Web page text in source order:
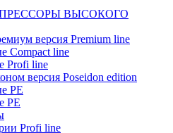
ВЫСОКОГО
версия Premium line
Compact line
Profi line
версия Poseidon edition
PE
PE
Profi line